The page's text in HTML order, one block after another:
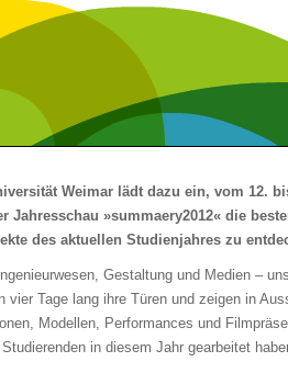
Weimar lädt dazu ein, vom 12.
Jahres­schau »summaery2012« die
des aktuellen Studienjahres zu
Gestaltung und Medien –
vier Tage lang ihre Türen und zeigen in
Mo­dellen, Per­for­mances und
in diesem Jahr gearbeitet